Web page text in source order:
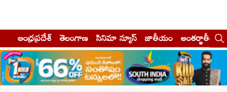
ఆంధ్రప్రదేశ్ తెలంగాణ సినిమా న్యూస్ జాతీయం అంతర్జాతీయం